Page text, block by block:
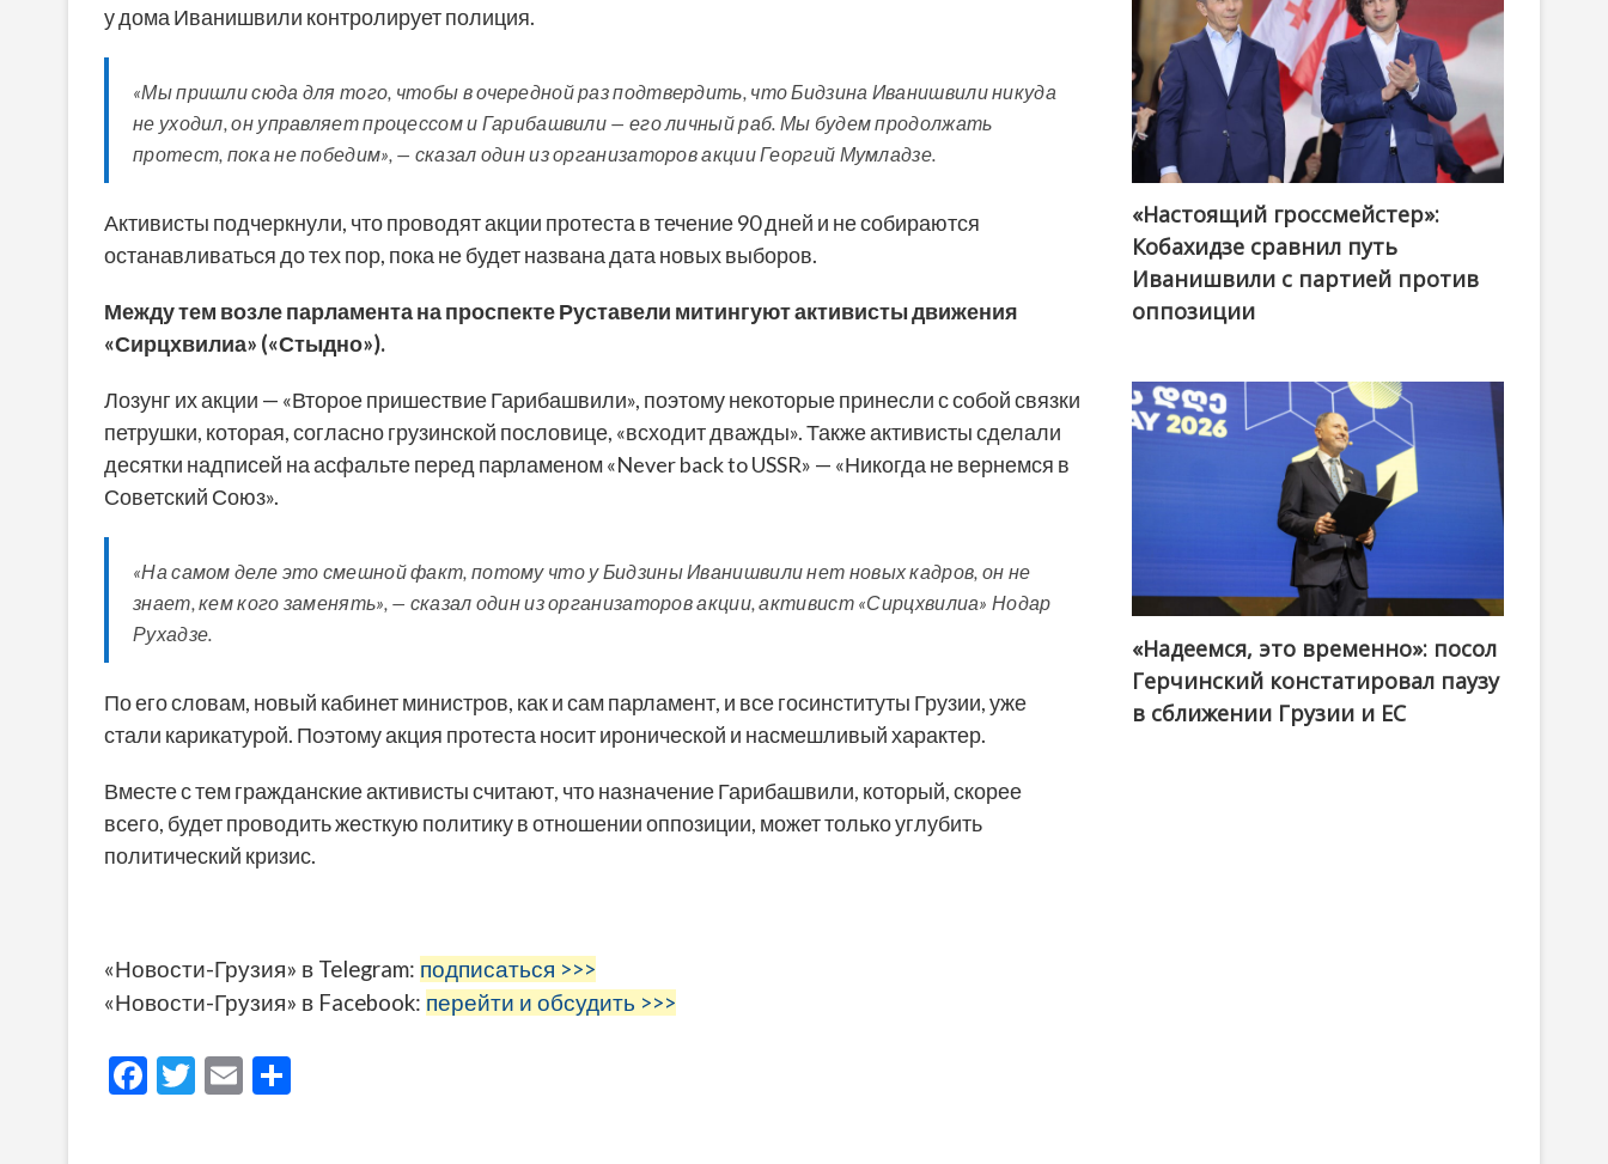
у дома Иванишвили контролирует полиция.
«Мы пришли сюда для того, чтобы в очередной раз подтвердить, что Бидзина Иванишвили никуда
не уходил, он управляет процессом и Гарибашвили — его личный раб. Мы будем продолжать
протест, пока не победим», — сказал один из организаторов акции Георгий Мумладзе.
Активисты подчеркнули, что проводят акции протеста в течение 90 дней и не собираются
останавливаться до тех пор, пока не будет названа дата новых выборов.
Между тем возле парламента на проспекте Руставели митингуют активисты движения
«Сирцхвилиа» («Стыдно»).
Лозунг их акции — «Второе пришествие Гарибашвили», поэтому некоторые принесли с собой связки
петрушки, которая, согласно грузинской пословице, «всходит дважды». Также активисты сделали
десятки надписей на асфальте перед парламеном «Never back to USSR» — «Никогда не вернемся в
Советский Союз».
«На самом деле это смешной факт, потому что у Бидзины Иванишвили нет новых кадров, он не
знает, кем кого заменять», — сказал один из организаторов акции, активист «Сирцхвилиа» Нодар
Рухадзе.
По его словам, новый кабинет министров, как и сам парламент, и все госинституты Грузии, уже
стали карикатурой. Поэтому акция протеста носит иронической и насмешливый характер.
Вместе с тем гражданские активисты считают, что назначение Гарибашвили, который, скорее
всего, будет проводить жесткую политику в отношении оппозиции, может только углубить
политический кризис.
«Новости-Грузия» в Telegram: подписаться >>>
«Новости-Грузия» в Facebook: перейти и обсудить >>>
F
T
E
@ქართული ოცნება / Georgian Dream
«Настоящий гроссмейстер»:
Кобахидзе сравнил путь
Иванишвили с партией против
оппозиции
«Надеемся, это временно»: посол
Герчинский констатировал паузу
в сближении Грузии и ЕС